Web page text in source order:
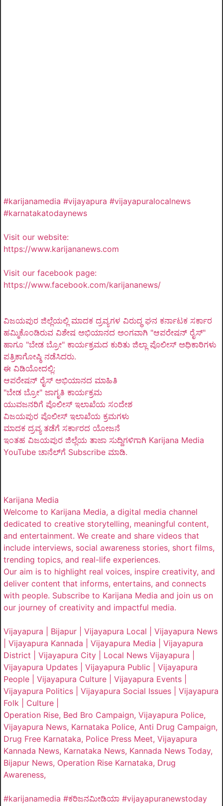
#karijanamedia #vijayapura #vijayapuralocalnews
#karnatakatodaynews
Visit our website:
https://www.karijananews.com
Visit our facebook page:
https://www.facebook.com/karijananews/
ವಿಜಯಪುರ ಜಿಲ್ಲೆಯಲ್ಲಿ ಮಾದಕ ದ್ರವ್ಯಗಳ ವಿರುದ್ಧ ಘನ ಕರ್ನಾಟಕ ಸರ್ಕಾರ
ಹಮ್ಮಿಕೊಂಡಿರುವ ವಿಶೇಷ ಅಭಿಯಾನದ ಅಂಗವಾಗಿ "ಆಪರೇಷನ್ ರೈಸ್"
ಹಾಗೂ "ಬೇಡ ಬ್ರೋ" ಕಾರ್ಯಕ್ರಮದ ಕುರಿತು ಜಿಲ್ಲಾ ಪೊಲೀಸ್ ಅಧಿಕಾರಿಗಳು
ಪತ್ರಿಕಾಗೋಷ್ಠಿ ನಡೆಸಿದರು.
ಈ ವಿಡಿಯೋದಲ್ಲಿ:
ಆಪರೇಷನ್ ರೈಸ್ ಅಭಿಯಾನದ ಮಾಹಿತಿ
"ಬೇಡ ಬ್ರೋ" ಜಾಗೃತಿ ಕಾರ್ಯಕ್ರಮ
ಯುವಜನರಿಗೆ ಪೊಲೀಸ್ ಇಲಾಖೆಯ ಸಂದೇಶ
ವಿಜಯಪುರ ಪೊಲೀಸ್ ಇಲಾಖೆಯ ಕ್ರಮಗಳು
ಮಾದಕ ದ್ರವ್ಯ ತಡೆಗೆ ಸರ್ಕಾರದ ಯೋಜನೆ
ಇಂತಹ ವಿಜಯಪುರ ಜಿಲ್ಲೆಯ ತಾಜಾ ಸುದ್ದಿಗಳಿಗಾಗಿ Karijana Media
YouTube ಚಾನೆಲ್‌ಗೆ Subscribe ಮಾಡಿ.
Karijana Media
Welcome to Karijana Media, a digital media channel
dedicated to creative storytelling, meaningful content,
and entertainment. We create and share videos that
include interviews, social awareness stories, short films,
trending topics, and real-life experiences.
Our aim is to highlight real voices, inspire creativity, and
deliver content that informs, entertains, and connects
with people. Subscribe to Karijana Media and join us on
our journey of creativity and impactful media.
Vijayapura | Bijapur | Vijayapura Local | Vijayapura News
| Vijayapura Kannada | Vijayapura Media | Vijayapura
District | Vijayapura City | Local News Vijayapura |
Vijayapura Updates | Vijayapura Public | Vijayapura
People | Vijayapura Culture | Vijayapura Events |
Vijayapura Politics | Vijayapura Social Issues | Vijayapura
Folk | Culture |
Operation Rise, Bed Bro Campaign, Vijayapura Police,
Vijayapura News, Karnataka Police, Anti Drug Campaign,
Drug Free Karnataka, Police Press Meet, Vijayapura
Kannada News, Karnataka News, Kannada News Today,
Bijapur News, Operation Rise Karnataka, Drug
Awareness,
#karijanamedia #ಕರಿಜನಮೀಡಿಯಾ #vijayapuranewstoday